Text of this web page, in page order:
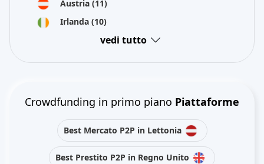
Austria (11)
Irlanda (10)
vedi tutto
Crowdfunding in primo piano Piattaforme
Best Mercato P2P in Lettonia
Best Prestito P2P in Regno Unito